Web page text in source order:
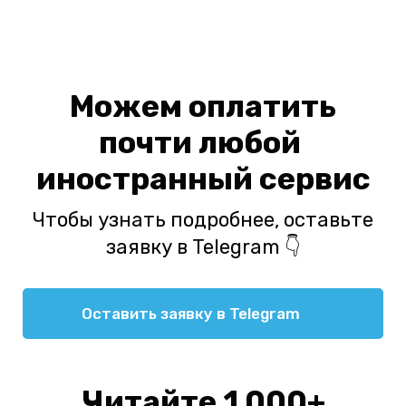
Можем оплатить
почти любой
иностранный сервис
Чтобы узнать подробнее, оставьте
заявку в Telegram 👇
Оставить заявку в Telegram